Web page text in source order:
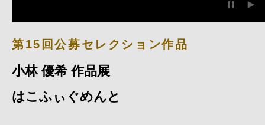
第15回公募セレクション作品
小林 優希 作品展
はこふぃぐめんと